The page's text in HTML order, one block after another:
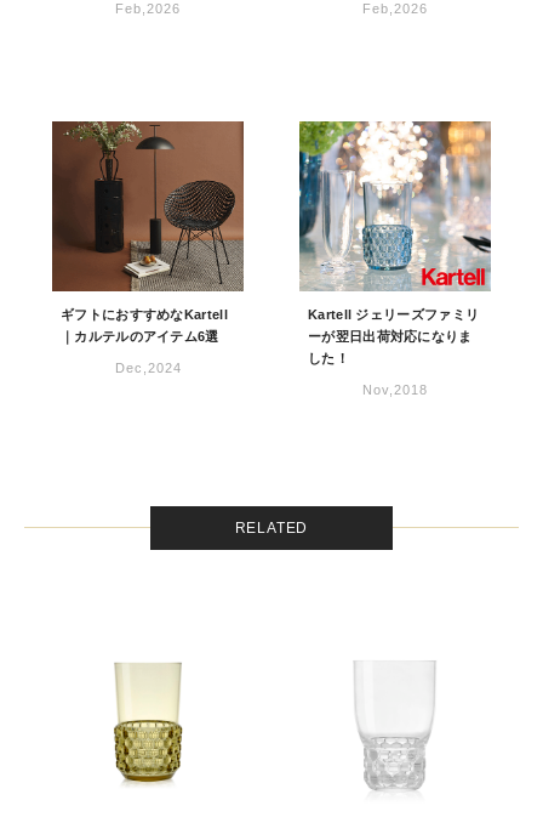
Feb,2026 Feb,2026
ギフトにおすすめなKartell
｜カルテルのアイテム6選
Dec,2024
Kartell ジェリーズファミリ
ーが翌日出荷対応になりま
した！
Nov,2018
RELATED